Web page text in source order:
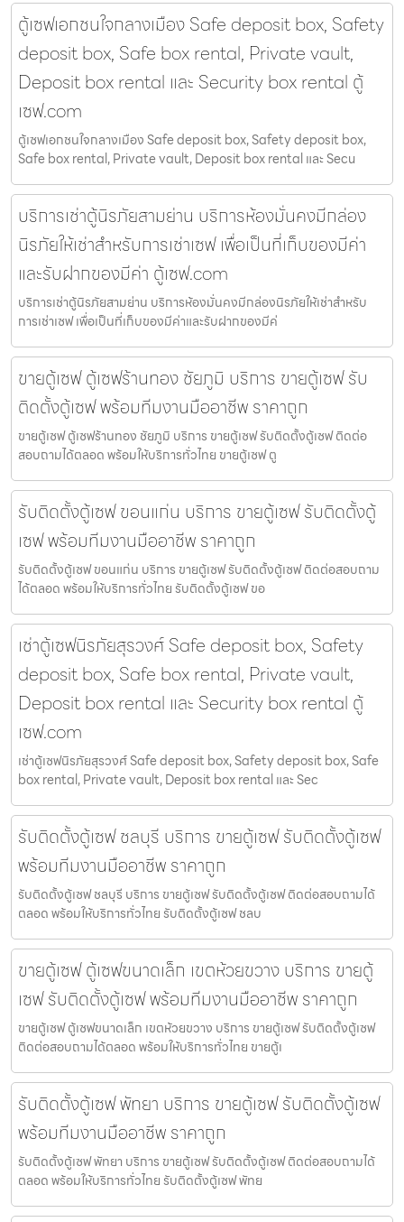
ตู้เซฟเอกชนใจกลางเมือง Safe deposit box, Safety
deposit box, Safe box rental, Private vault,
Deposit box rental และ Security box rental ตู้
เซฟ.com
ตู้เซฟเอกชนใจกลางเมือง Safe deposit box, Safety deposit box,
Safe box rental, Private vault, Deposit box rental และ Secu
บริการเช่าตู้นิรภัยสามย่าน บริการห้องมั่นคงมีกล่อง
นิรภัยให้เช่าสำหรับการเช่าเซฟ เพื่อเป็นที่เก็บของมีค่า
และรับฝากของมีค่า ตู้เซฟ.com
บริการเช่าตู้นิรภัยสามย่าน บริการห้องมั่นคงมีกล่องนิรภัยให้เช่าสำหรับ
การเช่าเซฟ เพื่อเป็นที่เก็บของมีค่าและรับฝากของมีค่
ขายตู้เซฟ ตู้เซฟร้านทอง ชัยภูมิ บริการ ขายตู้เซฟ รับ
ติดตั้งตู้เซฟ พร้อมทีมงานมืออาชีพ ราคาถูก
ขายตู้เซฟ ตู้เซฟร้านทอง ชัยภูมิ บริการ ขายตู้เซฟ รับติดตั้งตู้เซฟ ติดต่อ
สอบถามได้ตลอด พร้อมให้บริการทั่วไทย ขายตู้เซฟ ตู
รับติดตั้งตู้เซฟ ขอนแก่น บริการ ขายตู้เซฟ รับติดตั้งตู้
เซฟ พร้อมทีมงานมืออาชีพ ราคาถูก
รับติดตั้งตู้เซฟ ขอนแก่น บริการ ขายตู้เซฟ รับติดตั้งตู้เซฟ ติดต่อสอบถาม
ได้ตลอด พร้อมให้บริการทั่วไทย รับติดตั้งตู้เซฟ ขอ
เช่าตู้เซฟนิรภัยสุรวงศ์ Safe deposit box, Safety
deposit box, Safe box rental, Private vault,
Deposit box rental และ Security box rental ตู้
เซฟ.com
เช่าตู้เซฟนิรภัยสุรวงศ์ Safe deposit box, Safety deposit box, Safe
box rental, Private vault, Deposit box rental และ Sec
รับติดตั้งตู้เซฟ ชลบุรี บริการ ขายตู้เซฟ รับติดตั้งตู้เซฟ
พร้อมทีมงานมืออาชีพ ราคาถูก
รับติดตั้งตู้เซฟ ชลบุรี บริการ ขายตู้เซฟ รับติดตั้งตู้เซฟ ติดต่อสอบถามได้
ตลอด พร้อมให้บริการทั่วไทย รับติดตั้งตู้เซฟ ชลบ
ขายตู้เซฟ ตู้เซฟขนาดเล็ก เขตห้วยขวาง บริการ ขายตู้
เซฟ รับติดตั้งตู้เซฟ พร้อมทีมงานมืออาชีพ ราคาถูก
ขายตู้เซฟ ตู้เซฟขนาดเล็ก เขตห้วยขวาง บริการ ขายตู้เซฟ รับติดตั้งตู้เซฟ
ติดต่อสอบถามได้ตลอด พร้อมให้บริการทั่วไทย ขายตู้เ
รับติดตั้งตู้เซฟ พัทยา บริการ ขายตู้เซฟ รับติดตั้งตู้เซฟ
พร้อมทีมงานมืออาชีพ ราคาถูก
รับติดตั้งตู้เซฟ พัทยา บริการ ขายตู้เซฟ รับติดตั้งตู้เซฟ ติดต่อสอบถามได้
ตลอด พร้อมให้บริการทั่วไทย รับติดตั้งตู้เซฟ พัทย